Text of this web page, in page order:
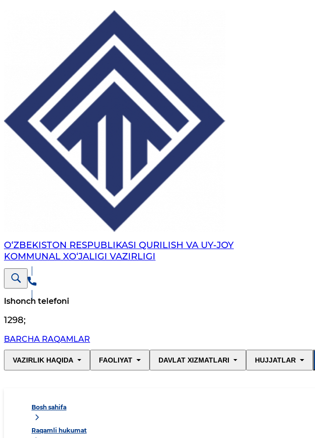
O‘ZBEKISTON RESPUBLIKASI QURILISH VA UY-JOY
KOMMUNAL XO‘JALIGI VAZIRLIGI
Ishonch telefoni
1298;
BARCHA RAQAMLAR
VAZIRLIK HAQIDA FAOLIYAT DAVLAT XIZMATLARI HUJJATLAR
Bosh sahifa
Raqamli hukumat